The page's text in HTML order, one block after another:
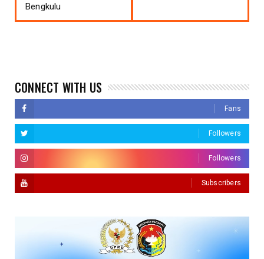
Bengkulu
CONNECT WITH US
Fans
Followers
Followers
Subscribers